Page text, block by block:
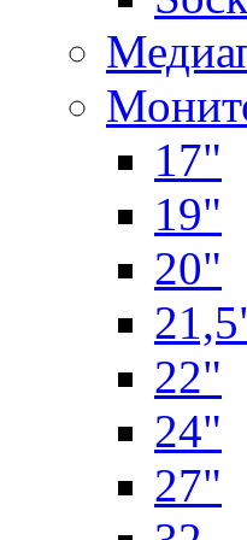
17"
19"
20"
22"
24"
27"